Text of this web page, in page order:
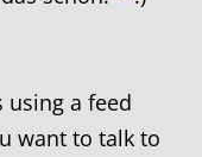
using a feed
want to talk to